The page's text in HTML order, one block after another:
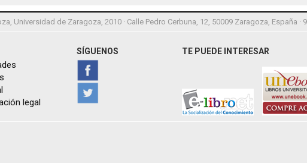
Universidad de Zaragoza, 2010 · Calle Pedro Cerbuna, 12, 50009 Zaragoza, España ·
legal
SÍGUENOS TE PUEDE INTERESAR